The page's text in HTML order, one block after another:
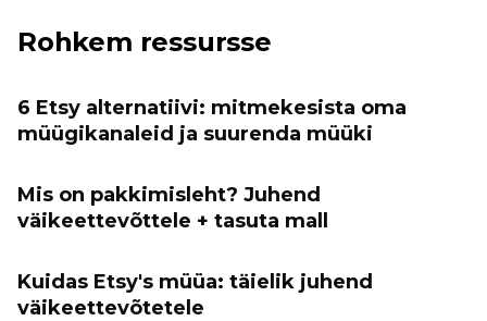
Rohkem ressursse
6 Etsy alternatiivi: mitmekesista oma
müügikanaleid ja suurenda müüki
Mis on pakkimisleht? Juhend
väikeettevõttele + tasuta mall
Kuidas Etsy's müüa: täielik juhend
väikeettevõtetele